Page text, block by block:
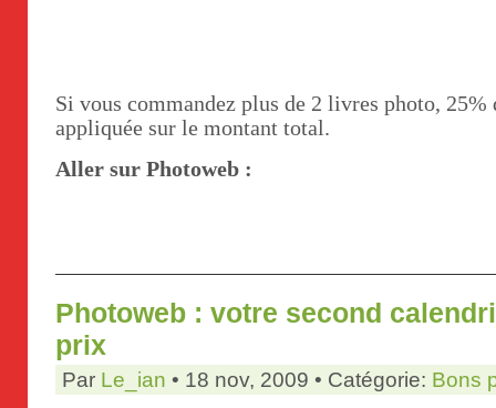
Si vous commandez plus de 2 livres photo, 25%
appliquée sur le montant total.
Aller sur Photoweb :
Photoweb : votre second
prix
Par Le_ian • 18 nov, 2009 • Catégorie: Bons